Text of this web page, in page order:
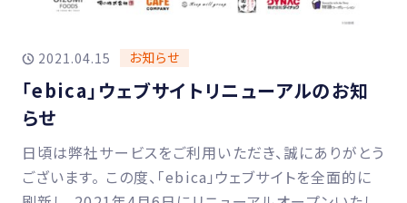
2021.04.15 お知らせ
「ebica」ウェブサイトリニューアルのお知
らせ
日頃は弊社サービスをご利用いただき、誠にありがとう
ございます。 この度、「ebica」ウェブサイトを全面的に